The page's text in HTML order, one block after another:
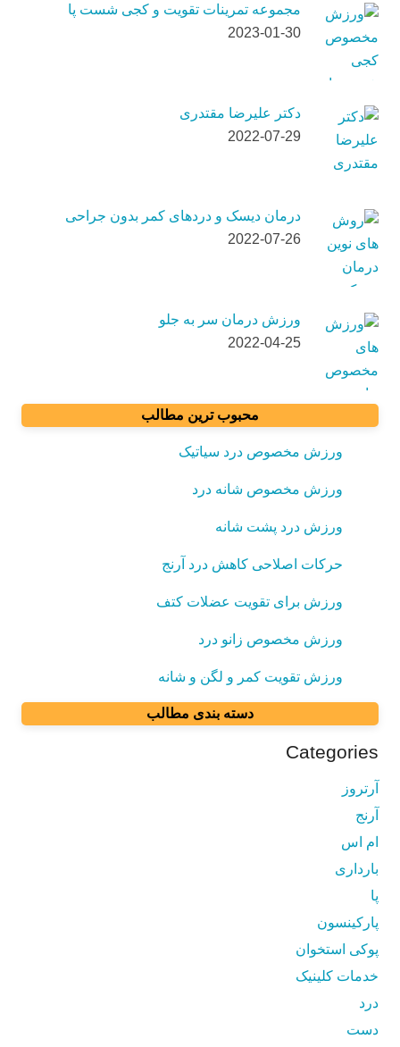
مجموعه تمرینات تقویت و کجی شست پا
2023-01-30
دکتر علیرضا مقتدری
2022-07-29
درمان دیسک و دردهای کمر بدون جراحی
2022-07-26
ورزش درمان سر به جلو
2022-04-25
محبوب ترین مطالب
ورزش مخصوص درد سیاتیک
ورزش مخصوص شانه درد
ورزش درد پشت شانه
حرکات اصلاحی کاهش درد آرنج
ورزش برای تقویت عضلات کتف
ورزش مخصوص زانو درد
ورزش تقویت کمر و لگن و شانه
دسته بندی مطالب
Categories
آرتروز
آرنج
ام اس
بارداری
پا
پارکینسون
پوکی استخوان
خدمات کلینیک
درد
دست